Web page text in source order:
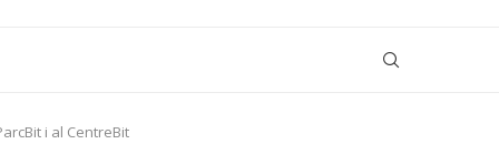
i al CentreBit